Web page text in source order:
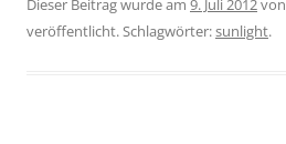
Dieser Beitrag wurde am 9. Juli 2012von
veröffentlicht. Schlagwörter:sunlight.